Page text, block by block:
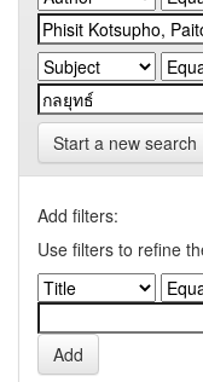
Start a new search
Add filters:
Use filters to refine